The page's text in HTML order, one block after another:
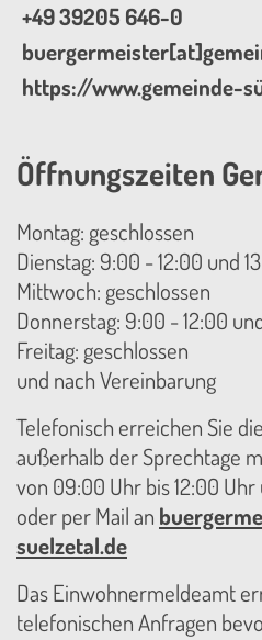
+49 39205 646-0
https://www.gemeinde-
Öffnungszeiten
Montag: geschlossen
Dienstag: 9:00 - 12:00 und
Mittwoch: geschlossen
Donnerstag: 9:00 - 12:00
Freitag: geschlossen
und nach Vereinbarung
Telefonisch erreichen Sie
außerhalb der Sprechtage
von 09:00 Uhr bis 12:00
oder per Mail an
suelzetal.de
Das Einwohnermeldeamt
telefonischen Anfragen